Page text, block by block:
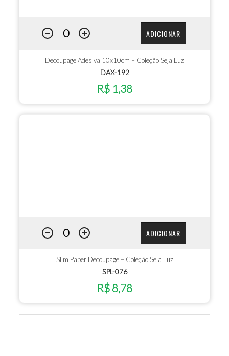
ADICIONAR
Decoupage Adesiva 10x10cm – Coleção Seja Luz
DAX-192
R$ 1,38
ADICIONAR
Slim Paper Decoupage – Coleção Seja Luz
SPL-076
R$ 8,78